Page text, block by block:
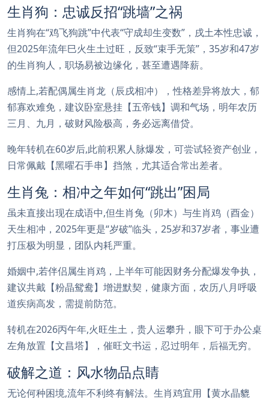
生肖狗：忠诚反招“跳墙”之祸
生肖狗在“鸡飞狗跳”中代表“守成却生变数”，戌土本性忠诚，
但2025年流年巳火生土过旺，反致“束手无策”，35岁和47岁
的生肖狗人，职场易被边缘化，甚至遭遇降薪。
感情上,若配偶属生肖龙（辰戌相冲），性格差异将放大，郁
郁寡欢难免，建议卧室悬挂【五帝钱】调和气场，明年农历
三月、九月，破财风险极高，务必远离借贷。
晚年转机在60岁后,此前积累人脉爆发，可尝试轻资产创业，
日常佩戴【黑曜石手串】挡煞，尤其适合常出差者。
生肖兔：相冲之年如何“跳出”困局
虽未直接出现在成语中,但生肖兔（卯木）与生肖鸡（酉金）
天生相冲，2025年更是“岁破”临头，25岁和37岁者，事业遭
打压极为明显，团队内耗严重。
婚姻中,若伴侣属生肖鸡，上半年可能因财务分配爆发争执，
建议共戴【粉晶鸳鸯】增进默契，健康方面，农历八月呼吸
道疾病高发，需提前防范。
转机在2026丙午年,火旺生土，贵人运攀升，眼下可于办公桌
左角放置【文昌塔】，催旺文书运，忍过明年，后福无穷。
破解之道：风水物品点睛
无论何种困境,流年不利终有解法。生肖鸡宜用【黄水晶貔